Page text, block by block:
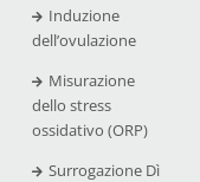
Induzione
dell’ovulazione
Misurazione
dello stress
ossidativo (ORP)
Surrogazione Dì